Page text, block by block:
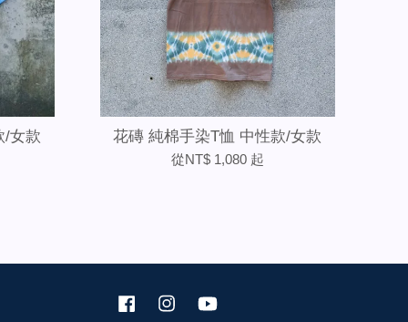
/女款 花磚 純棉手染T恤 中性款/女款
從NT$ 1,080 起
Facebook Instagram